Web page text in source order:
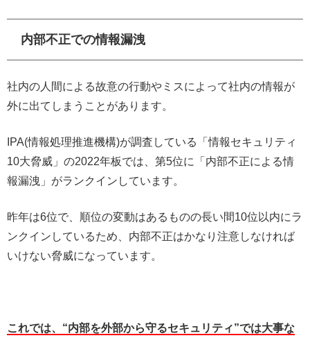
内部不正での情報漏洩
社内の人間による故意の行動やミスによって社内の情報が
外に出てしまうことがあります。
IPA(情報処理推進機構)が調査している「情報セキュリティ
10大脅威」の2022年板では、第5位に「内部不正による情
報漏洩」がランクインしています。
昨年は6位で、順位の変動はあるものの長い間10位以内にラ
ンクインしているため、内部不正はかなり注意しなければ
いけない脅威になっています。
これでは、“内部を外部から守るセキュリティ”では大事な